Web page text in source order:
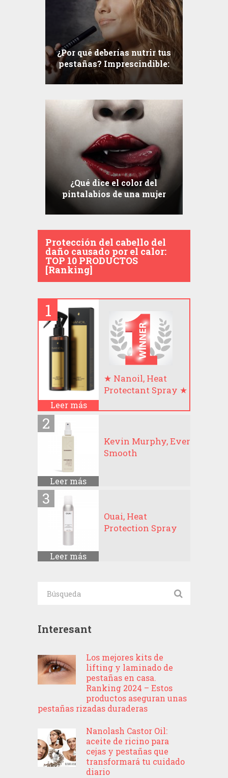
¿Por qué deberías nutrir tus
pestañas? Imprescindible:
Serum Nanolash
¿Qué dice el color del
pintalabios de una mujer
sobre su carácter?
Protección del cabello del
daño causado por el calor:
TOP 10 PRODUCTOS
[Ranking]
★ Nanoil, Heat
Protectant Spray ★
Leer más
Kevin Murphy, Ever
Smooth
Leer más
Ouai, Heat
Protection Spray
Leer más
Interesant
Los mejores kits de
lifting y laminado de
pestañas en casa.
Ranking 2024 – Estos
productos aseguran unas
pestañas rizadas duraderas
Nanolash Castor Oil:
aceite de ricino para
cejas y pestañas que
transformará tu cuidado
diario